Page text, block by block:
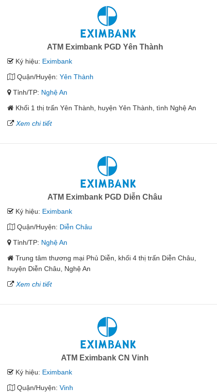
ATM Eximbank PGD Yên Thành
Ký hiệu: Eximbank
Quận/Huyện: Yên Thành
Tỉnh/TP: Nghệ An
Khối 1 thị trấn Yên Thành, huyện Yên Thành, tình Nghệ An
Xem chi tiết
ATM Eximbank PGD Diễn Châu
Ký hiệu: Eximbank
Quận/Huyện: Diễn Châu
Tỉnh/TP: Nghệ An
Trung tâm thương mại Phủ Diễn, khối 4 thị trấn Diễn Châu,
huyện Diễn Châu, Nghệ An
Xem chi tiết
ATM Eximbank CN Vinh
Ký hiệu: Eximbank
Quận/Huyện: Vinh